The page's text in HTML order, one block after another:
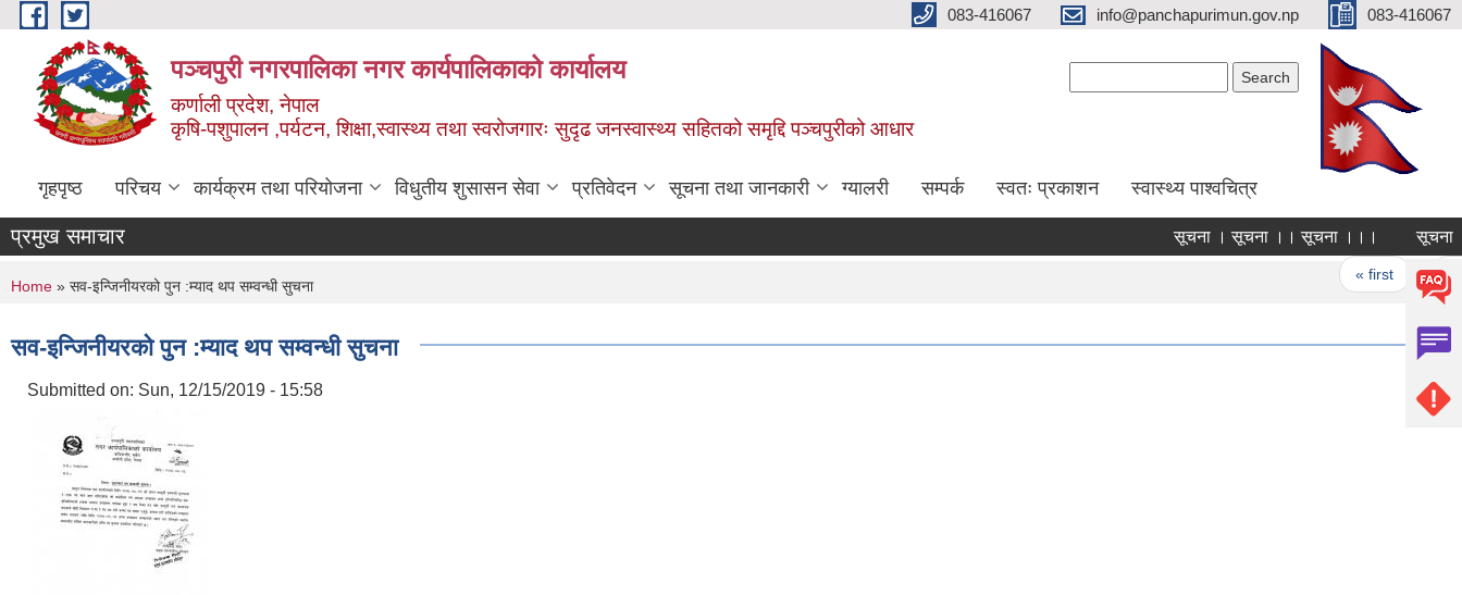
Skip to main content 083-416067 info@panchapurimun.gov.np 083-416067
पञ्चपुरी नगरपालिका नगर कार्यपालिकाको कार्यालय
कर्णाली प्रदेश, नेपाल
कृषि-पशुपालन ,पर्यटन, शिक्षा,स्वास्थ्य तथा स्वरोजगारः सुदृढ जनस्वास्थ्य सहितको समृद्दि पञ्चपुरीको आधार
गृहपृष्ठ परिचय कार्यक्रम तथा परियोजना विधुतीय शुसासन सेवा प्रतिवेदन सूचना तथा जानकारी ग्यालरी सम्पर्क स्वतः प्रकाशन स्वास्थ्य पाश्वचित्र
प्रमुख समाचार सूचना । सूचना ।। सूचना ।।। सूचना ।
« first ‹
You are here
Home » सव-इन्जिनीयरको पुन :म्याद थप सम्वन्धी सुचना
सव-इन्जिनीयरको पुन :म्याद थप सम्वन्धी सुचना
Submitted on: Sun, 12/15/2019 - 15:58